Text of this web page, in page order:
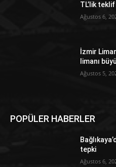
TL’lik teklif
Ağustos 6,
İzmir
limanı
Ağustos 5,
POPÜLER HABERLER
tepki
Ağustos 6,